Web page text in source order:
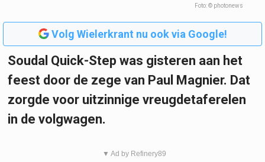
Foto: © photonews
Volg Wielerkrant nu ook via Google!
Soudal Quick-Step was gisteren aan het
feest door de zege van Paul Magnier. Dat
zorgde voor uitzinnige vreugdetaferelen
in de volgwagen.
▼ Ad by Refinery89